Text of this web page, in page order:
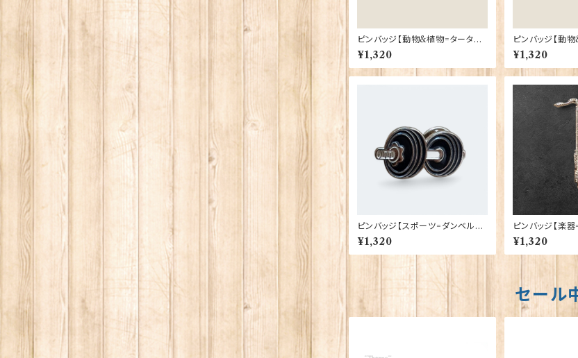
ピンバッジ【動物&植物=タータン
スコティー】Tradition 90040-T
1130
¥1,320
ピンバッジ【動
ロンドン】Tradition
335
¥1,320
ピンバッジ【スポーツ=ダンベル】C
¥1,320
ピンバッジ【楽
gan 90040-
¥1,320
セール